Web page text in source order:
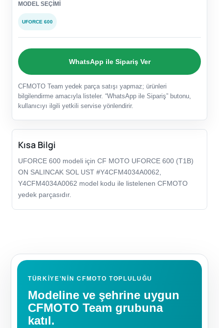
MODEL SEÇIMI
UFORCE 600
WhatsApp ile Sipariş Ver
CFMOTO Team yedek parça satışı yapmaz; ürünleri
bilgilendirme amacıyla listeler. “WhatsApp ile Sipariş” butonu,
kullanıcıyı ilgili yetkili servise yönlendirir.
Kısa Bilgi
UFORCE 600 modeli için CF MOTO UFORCE 600 (T1B)
ON SALINCAK SOL UST #Y4CFM4034A0062,
Y4CFM4034A0062 model kodu ile listelenen CFMOTO
yedek parçasıdır.
TÜRKIYE'NIN CFMOTO TOPLULUĞU
Modeline ve şehrine uygun
CFMOTO Team grubuna
katıl.